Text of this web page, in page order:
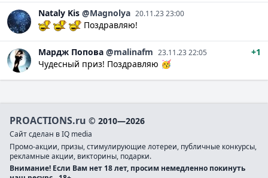
Nataly Kis @Magnolya 20.11.23 23:00
Поздравляю!
Мардж Попова @malinafm 23.11.23 22:05
+1
Чудесный приз! Поздравляю 🥳
PROACTIONS.ru © 2010—2026
Сайт сделан в IQ media
Промо-акции, призы, стимулирующие лотереи, публичные конкурсы,
рекламные акции, викторины, подарки.
Внимание! Если Вам нет 18 лет, просим немедленно покинуть